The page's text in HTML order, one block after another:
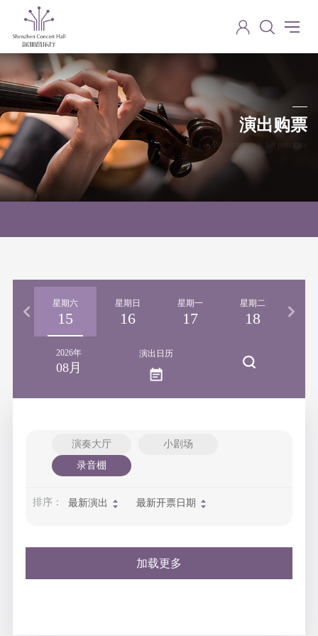
演出购票
Performance ticket purchase
星期六
15
星期日
16
星期一
17
星期二
18
2026年
08月
演出日历
演奏大厅
小剧场
录音棚
排序： 最新演出 最新开票日期
加载更多